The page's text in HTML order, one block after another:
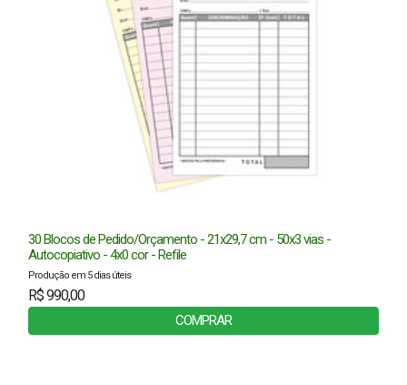
30 Blocos de Pedido/Orçamento - 21x29,7 cm - 50x3 vias -
Autocopiativo - 4x0 cor - Refile
Produção em 5 dias úteis
R$ 990,00
COMPRAR